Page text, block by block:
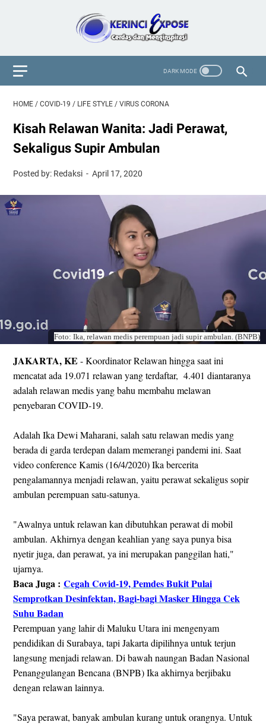
HOME / COVID-19 / LIFE STYLE / VIRUS CORONA
Kisah Relawan Wanita: Jadi Perawat,
Sekaligus Supir Ambulan
Posted by: Redaksi April 17, 2020
Foto: Ika, relawan medis perempuan jadi supir ambulan. (BNPB)
JAKARTA, KE - Koordinator Relawan hingga saat ini
mencatat ada 19.071 relawan yang terdaftar, 4.401 diantaranya
adalah relawan medis yang bahu membahu melawan
penyebaran COVID-19.
Adalah Ika Dewi Maharani, salah satu relawan medis yang
berada di garda terdepan dalam memerangi pandemi ini. Saat
video conference Kamis (16/4/2020) Ika bercerita
pengalamannya menjadi relawan, yaitu perawat sekaligus sopir
ambulan perempuan satu-satunya.
"Awalnya untuk relawan kan dibutuhkan perawat di mobil
ambulan. Akhirnya dengan keahlian yang saya punya bisa
nyetir juga, dan perawat, ya ini merupakan panggilan hati,"
ujarnya.
Baca Juga : Cegah Covid-19, Pemdes Bukit Pulai
Semprotkan Desinfektan, Bagi-bagi Masker Hingga Cek
Suhu Badan
Perempuan yang lahir di Maluku Utara ini mengenyam
pendidikan di Surabaya, tapi Jakarta dipilihnya untuk terjun
langsung menjadi relawan. Di bawah naungan Badan Nasional
Penanggulangan Bencana (BNPB) Ika akhirnya berjibaku
dengan relawan lainnya.
"Saya perawat, banyak ambulan kurang untuk orangnya. Untuk